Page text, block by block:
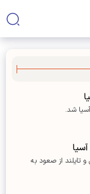
و تایلند از صعود به